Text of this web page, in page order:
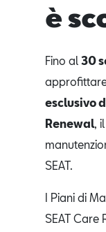
è
Fino al 30
esclusivo
Renewal,
SEAT.
I Piani di
SEAT Care